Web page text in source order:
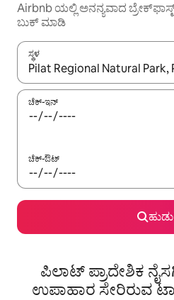
Airbnb ಯಲ್ಲಿ ಅನನ್ಯವಾದ
ಬುಕ್ ಮಾಡಿ
ಸ್ಥಳ
ಫಲಿತಾಂಶಗಳು ಲಭ್ಯವಿರುವಾಗ, ಅಪ್
ಚೆಕ್-ಇನ್
ಚೆಕ್-ಔಟ್
ಪಿಲಾಟ್ ಪ್ರಾದೇಶಿಕ
ಉಪಾಹಾರ ಸೇರಿರುವ